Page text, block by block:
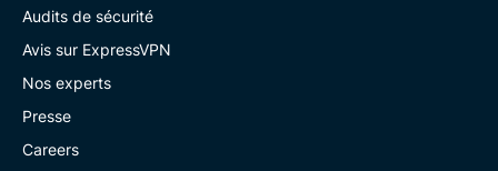
Audits de sécurité
Avis sur ExpressVPN
Nos experts
Presse
Careers